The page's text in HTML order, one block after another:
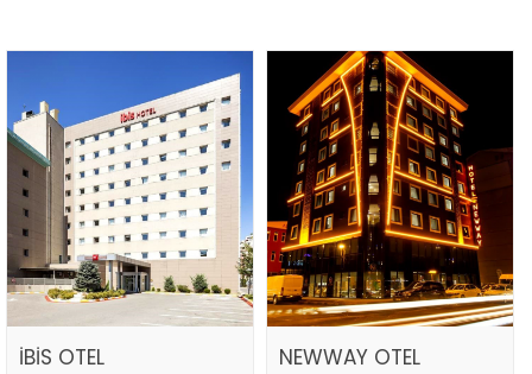
İBİS OTEL NEWWAY OTEL